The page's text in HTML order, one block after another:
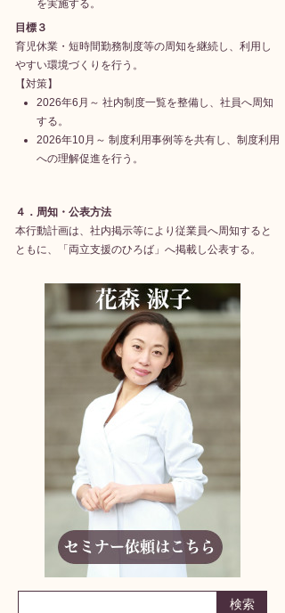
を実施する。
目標３
育児休業・短時間勤務制度等の周知を継続し、利用し
やすい環境づくりを行う。
【対策】
2026年6月～ 社内制度一覧を整備し、社員へ周知
する。
2026年10月～ 制度利用事例等を共有し、制度利用
への理解促進を行う。
４．周知・公表方法
本行動計画は、社内掲示等により従業員へ周知すると
ともに、「両立支援のひろば」へ掲載し公表する。